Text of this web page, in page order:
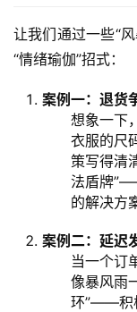
让我们通过一些“
“情绪瑜伽”招式：
案例一：退货
想象一下
衣服的尺
策写得清
法盾牌
的解决方
案例二：延迟
当一个订
像暴风雨
环”——积